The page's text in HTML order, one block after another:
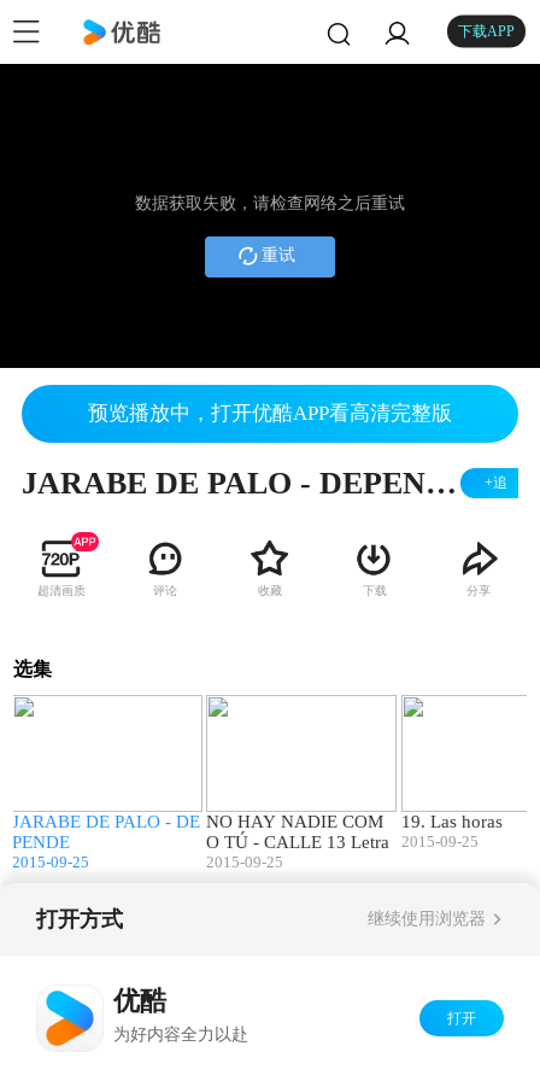
下载APP
数据获取失败，请检查网络之后重试
重试
预览播放中，打开优酷APP看高清完整版
JARABE DE PALO - DEPENDE +追
超清画质 评论 收藏 下载 分享
选集
JARABE DE PALO - DE
PENDE
2015-09-25
NO HAY NADIE COM
O TÚ - CALLE 13 Letra
2015-09-25
19. Las horas
2015-09-25
打开方式 继续使用浏览器
优酷
为好内容全力以赴
打开